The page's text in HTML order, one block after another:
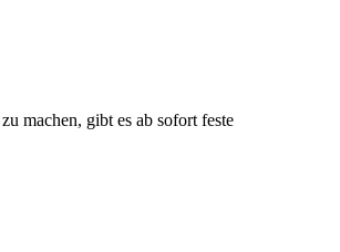
machen, gibt es ab sofort feste